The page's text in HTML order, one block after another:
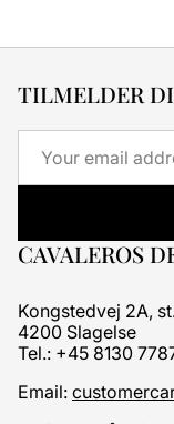
TILMELDER
CAVALEROS
Kongstedvej 2A,
4200 Slagelse
Tel.: +45 8130
Email: